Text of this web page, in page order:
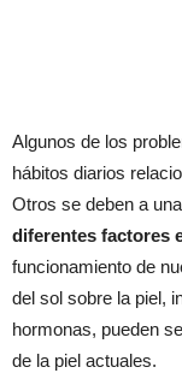
Algunos de los
hábitos diarios
Otros se deben a
diferentes factores
funcionamiento de
del sol sobre la piel,
hormonas, pueden
de la piel actuales.